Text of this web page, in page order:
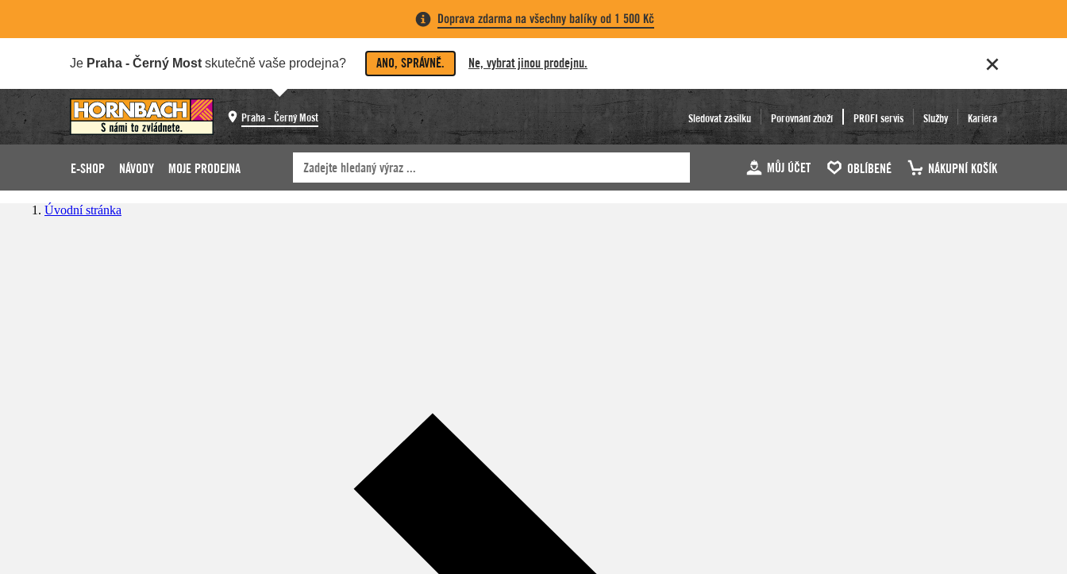
Doprava zdarma na všechny balíky od 1 500 Kč
Je Praha - Černý Most skutečně vaše prodejna? ANO, SPRÁVNĚ. Ne, vybrat jinou prodejnu.
Praha - Černý Most Sledovat zásilku Porovnání zboží PROFI servis Služby Kariéra
E-SHOP NÁVODY MOJE PRODEJNA MŮJ ÚČET OBLÍBENÉ NÁKUPNÍ KOŠÍK
Úvodní stránka